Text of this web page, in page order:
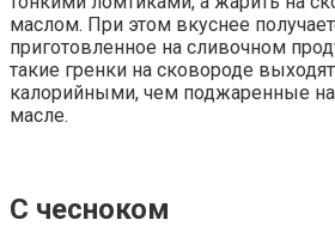
маслом. При этом вкуснее
приготовленное на сливочном
такие гренки на сковороде
калорийными, чем поджаренные на
масле.
С чесноком